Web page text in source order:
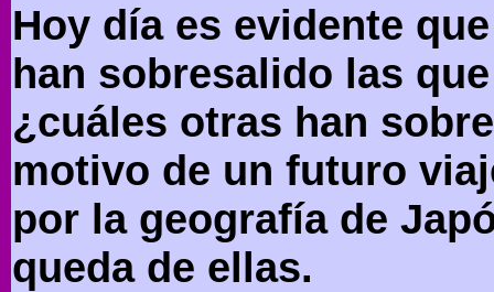
Hoy día es evidente
han sobresalido las
¿cuáles otras han
motivo de un futuro
por la geografía de
queda de ellas.